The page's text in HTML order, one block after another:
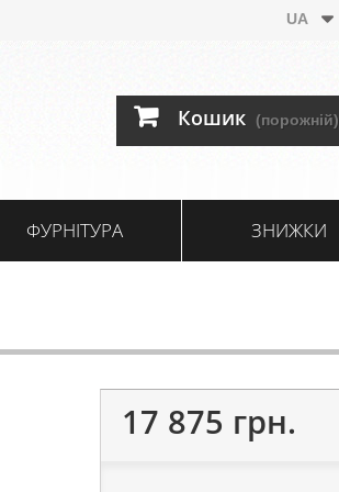
UA
Кошик (порожній)
ФУРНІТУРА ЗНИЖКИ
17 875 грн.